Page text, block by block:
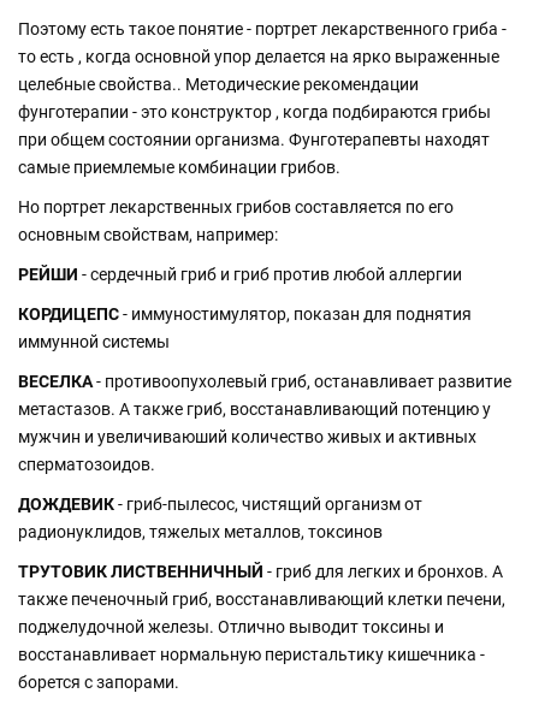
Поэтому есть такое понятие - портрет лекарственного гриба -
то есть , когда основной упор делается на ярко выраженные
целебные свойства.. Методические рекомендации
фунготерапии - это конструктор , когда подбираются грибы
при общем состоянии организма. Фунготерапевты находят
самые приемлемые комбинации грибов.
Но портрет лекарственных грибов составляется по его
основным свойствам, например:
РЕЙШИ - сердечный гриб и гриб против любой аллергии
КОРДИЦЕПС- иммуностимулятор, показан для поднятия
иммунной системы
ВЕСЕЛКА- противоопухолевый гриб, останавливает развитие
метастазов. А также гриб, восстанавливающий потенцию у
мужчин и увеличиваюший количество живых и активных
сперматозоидов.
ДОЖДЕВИК- гриб-пылесос, чистящий организм от
радионуклидов, тяжелых металлов, токсинов
ТРУТОВИК ЛИСТВЕННИЧНЫЙ - гриб для легких и бронхов. А
также печеночный гриб, восстанавливающий клетки печени,
поджелудочной железы. Отлично выводит токсины и
восстанавливает нормальную перистальтику кишечника -
борется с запорами.